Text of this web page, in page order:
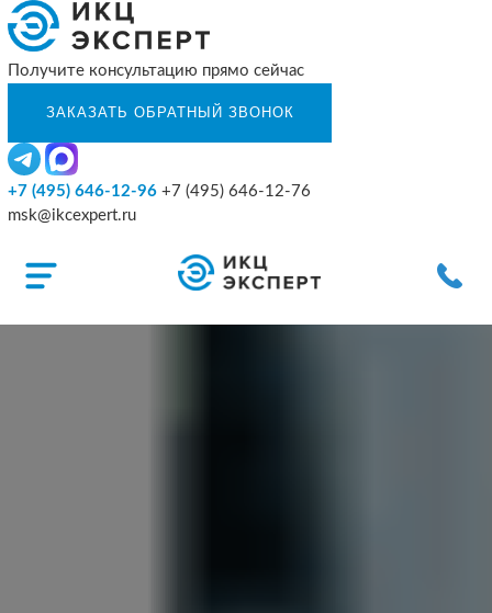
Получите консультацию прямо сейчас
+7 (495) 646-12-96 +7 (495) 646-12-76
msk@ikcexpert.ru